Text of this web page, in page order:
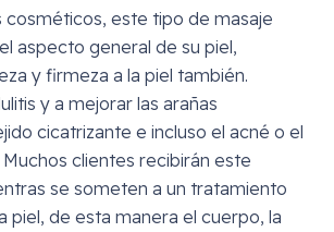
cosméticos, este tipo de masaje
aspecto general de su piel,
y firmeza a la piel también.
y a mejorar las arañas
cicatrizante e incluso el acné o el
clientes recibirán este
se someten a un tratamiento
piel, de esta manera el cuerpo, la